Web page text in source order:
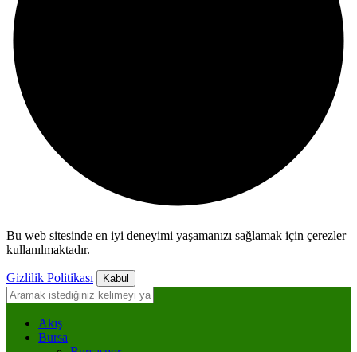
Bu web sitesinde en iyi deneyimi yaşamanızı sağlamak için çerezler
kullanılmaktadır.
Gizlilik Politikası Kabul
Akış
Bursa